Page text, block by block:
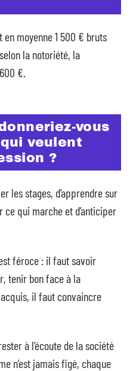
moyenne 1 500 € bruts
la notoriété, la
€.
vous
veulent
?
les stages, d’apprendre sur
ce qui marche et d’anticiper
féroce : il faut savoir
tenir bon face à la
il faut convaincre
à l’écoute de la société
n’est jamais figé, chaque